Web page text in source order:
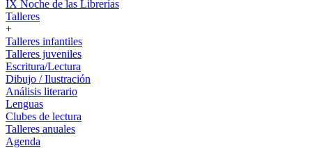
IX Noche de las Librerías
Talleres
+
Talleres infantiles
Talleres juveniles
Escritura/Lectura
Dibujo / Ilustración
Análisis literario
Lenguas
Clubes de lectura
Talleres anuales
Agenda